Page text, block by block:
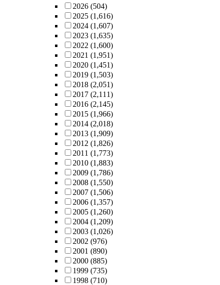
2026 (504)
2025 (1,616)
2024 (1,607)
2023 (1,635)
2022 (1,600)
2021 (1,951)
2020 (1,451)
2019 (1,503)
2018 (2,051)
2017 (2,111)
2016 (2,145)
2015 (1,966)
2014 (2,018)
2013 (1,909)
2012 (1,826)
2011 (1,773)
2010 (1,883)
2009 (1,786)
2008 (1,550)
2007 (1,506)
2006 (1,357)
2005 (1,260)
2004 (1,209)
2003 (1,026)
2002 (976)
2001 (890)
2000 (885)
1999 (735)
1998 (710)